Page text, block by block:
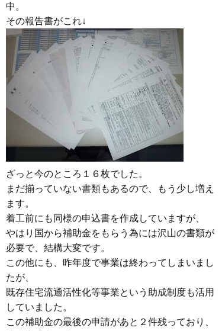
中。
その報告書がこれ↓
ざっと今のところ１６枚でした。
まだ揃っていない書類もあるので、もう少し増え
ます。
着工前にも同様の申込書を作成していますが、
やはり国から補助金をもらう為には沢山の書類が
必要で、結構大変です。
この他にも、昨年度で事業は終わってしまいまし
たが、
既存住宅流通活性化等事業という助成制度も活用
していました。
この補助金の最後の申請があと２件残っており、